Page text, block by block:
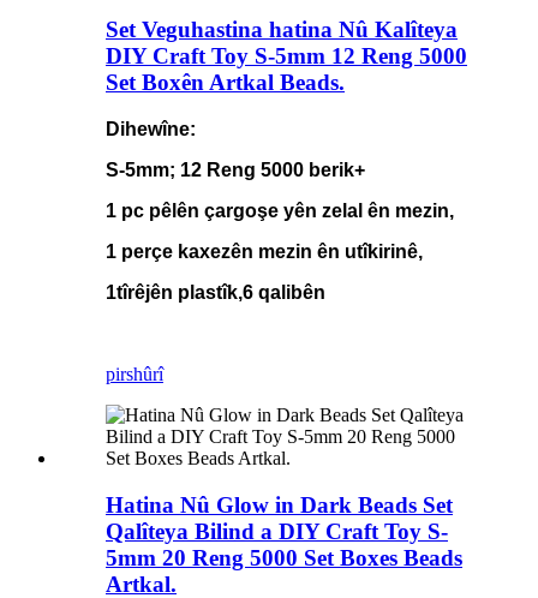
Set Veguhastina hatina Nû Kalîteya
DIY Craft Toy S-5mm 12 Reng 5000
Set Boxên Artkal Beads.
Dihewîne:
S-5mm; 12 Reng 5000 berik+
1 pc pêlên çargoşe yên zelal ên mezin,
1 perçe kaxezên mezin ên utîkirinê,
1tîrêjên plastîk,6 qalibên
pirshûrî
Hatina Nû Glow in Dark Beads Set
Qalîteya Bilind a DIY Craft Toy S-
5mm 20 Reng 5000 Set Boxes Beads
Artkal.